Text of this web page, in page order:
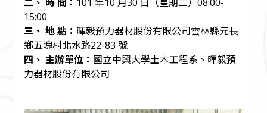
15:00
三、 地 點： 暉毅預力器材股份有限公司雲林縣元長
鄉五塊村北水路22-83 號
四、 主辦單位： 國立中興大學土木工程系、暉毅預
力器材股份有限公司